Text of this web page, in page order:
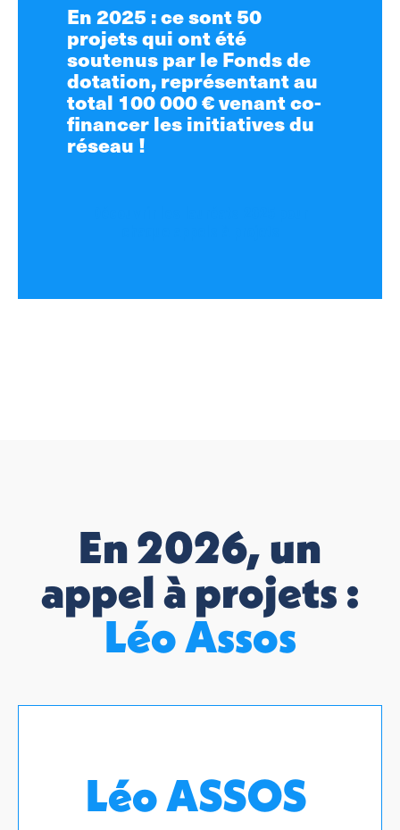
En 2025 : ce sont 50
projets qui ont été
soutenus par le Fonds de
dotation, représentant au
total 100 000 € venant co-
financer les initiatives du
réseau !
En 2026, un
appel à projets :
Léo Assos
Léo ASSOS